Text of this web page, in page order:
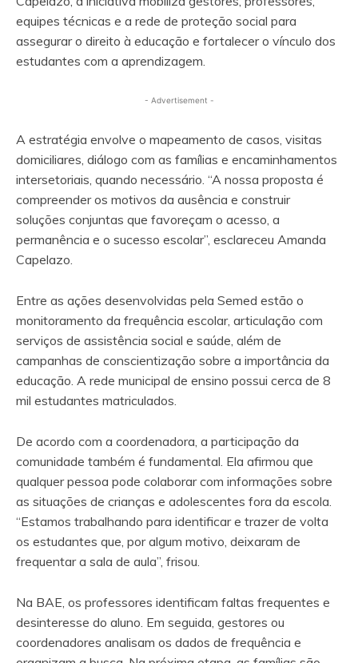
equipes técnicas e a rede de proteção social para
assegurar o direito à educação e fortalecer o vínculo dos
estudantes com a aprendizagem.
- Advertisement -
A estratégia envolve o mapeamento de casos, visitas
domiciliares, diálogo com as famílias e encaminhamentos
intersetoriais, quando necessário. “A nossa proposta é
compreender os motivos da ausência e construir
soluções conjuntas que favoreçam o acesso, a
permanência e o sucesso escolar”, esclareceu Amanda
Capelazo.
Entre as ações desenvolvidas pela Semed estão o
monitoramento da frequência escolar, articulação com
serviços de assistência social e saúde, além de
campanhas de conscientização sobre a importância da
educação. A rede municipal de ensino possui cerca de 8
mil estudantes matriculados.
De acordo com a coordenadora, a participação da
comunidade também é fundamental. Ela afirmou que
qualquer pessoa pode colaborar com informações sobre
as situações de crianças e adolescentes fora da escola.
“Estamos trabalhando para identificar e trazer de volta
os estudantes que, por algum motivo, deixaram de
frequentar a sala de aula”, frisou.
Na BAE, os professores identificam faltas frequentes e
desinteresse do aluno. Em seguida, gestores ou
coordenadores analisam os dados de frequência e